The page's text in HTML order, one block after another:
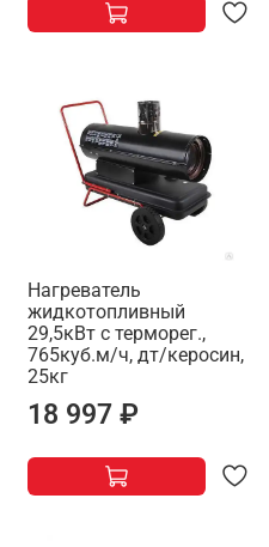
Нагреватель
жидкотопливный
29,5кВт с терморег.,
765куб.м/ч, дт/керосин,
25кг
18 997 ₽